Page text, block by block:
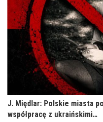
J. Międlar: Polskie miasta
współpracę z ukraińskimi…